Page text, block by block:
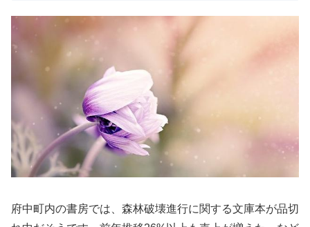
府中町内の書房では、森林破壊進行に関する文庫本が品切